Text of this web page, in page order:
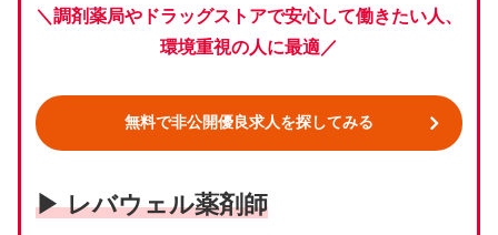
＼調剤薬局やドラッグストアで安心して働きたい人、
環境重視の人に最適／
無料で非公開優良求人を探してみる
▶ レバウェル薬剤師